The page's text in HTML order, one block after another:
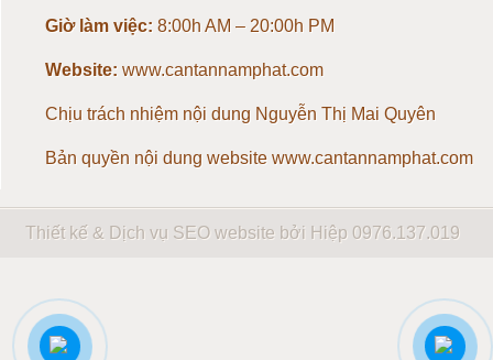
Loadcell 1 tấn
Loadcell 20 tấn
Giờ làm việc: 8:00h AM – 20:00h PM
Website: www.cantannamphat.com
Chịu trách nhiệm nội dung Nguyễn Thị Mai Quyên
Bản quyền nội dung website www.cantannamphat.com
Thiết kế & Dịch vụ SEO website bởi Hiệp 0976.137.019